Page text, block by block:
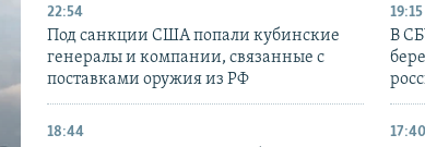
22:54
Под санкции США попали кубинские
генералы и компании, связанные с
поставками оружия из РФ
19:15
В
18:44 17:40